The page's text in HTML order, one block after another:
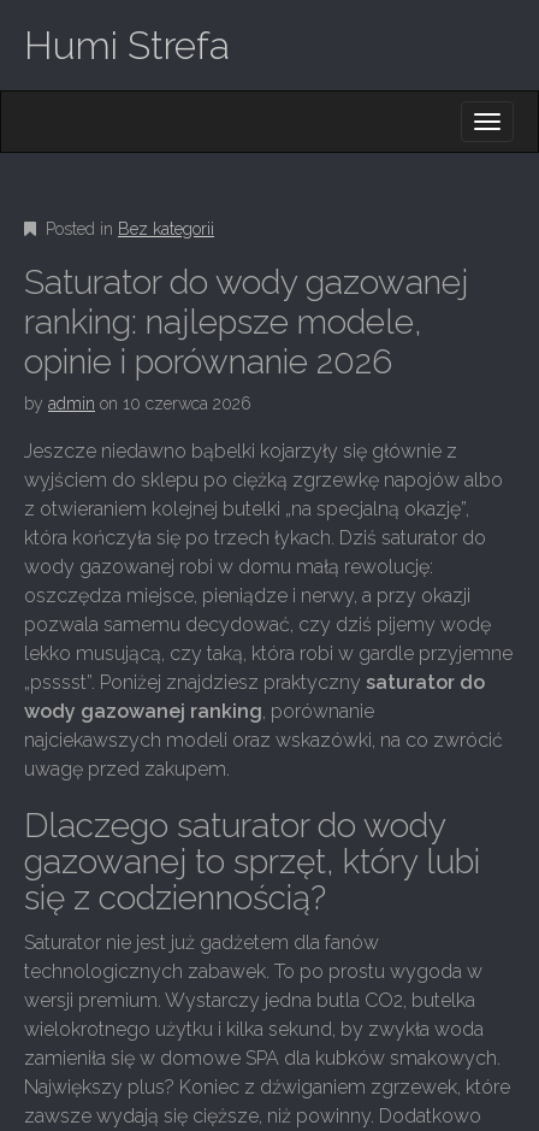
Humi Strefa
M
E
N
U
C
N
E
N
T
Posted in Bez kategorii
Saturator do wody gazowanej
ranking: najlepsze modele,
opinie i porównanie 2026
by admin on 10 czerwca 2026
Jeszcze niedawno bąbelki kojarzyły się głównie z
wyjściem do sklepu po ciężką zgrzewkę napojów albo
z otwieraniem kolejnej butelki „na specjalną okazję”,
która kończyła się po trzech łykach. Dziś saturator do
wody gazowanej robi w domu małą rewolucję:
oszczędza miejsce, pieniądze i nerwy, a przy okazji
pozwala samemu decydować, czy dziś pijemy wodę
lekko musującą, czy taką, która robi w gardle przyjemne
„psssst”. Poniżej znajdziesz praktyczny saturator do
wody gazowanej ranking, porównanie
najciekawszych modeli oraz wskazówki, na co zwrócić
uwagę przed zakupem.
Dlaczego saturator do wody
gazowanej to sprzęt, który lubi
się z codziennością?
Saturator nie jest już gadżetem dla fanów
technologicznych zabawek. To po prostu wygoda w
wersji premium. Wystarczy jedna butla CO2, butelka
wielokrotnego użytku i kilka sekund, by zwykła woda
zamieniła się w domowe SPA dla kubków smakowych.
Największy plus? Koniec z dźwiganiem zgrzewek, które
zawsze wydają się cięższe, niż powinny. Dodatkowo